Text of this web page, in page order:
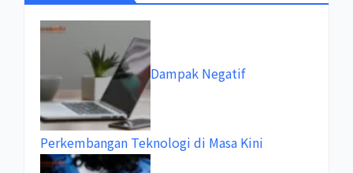
Dampak Negatif
Perkembangan Teknologi di Masa Kini